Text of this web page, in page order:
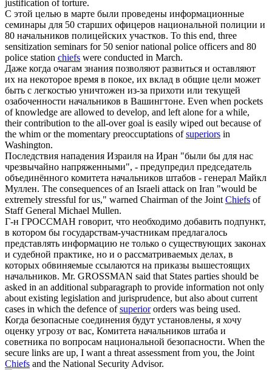
justification of torture.
С этой целью в марте были проведены информационные
семинары для 50 старших офицеров национальной полиции и
80 начальников полицейских участков. To this end, three
sensitization seminars for 50 senior national police officers and 80
police station chiefs were conducted in March.
Даже когда очагам знания позволяют развиться и оставляют
их на некоторое время в покое, их вклад в общие цели может
быть с легкостью уничтожен из-за прихоти или текущей
озабоченности начальников в Вашингтоне. Even when pockets
of knowledge are allowed to develop, and left alone for a while,
their contribution to the all-over goal is easily wiped out because of
the whim or the momentary preoccuptations ofsuperiors in
Washington.
Последствия нападения Израиля на Иран "были бы для нас
чрезвычайно напряженными", - предупредил председатель
объединённого комитета начальников штабов - генерал Майкл
Муллен. The consequences of an Israeli attack on Iran "would be
extremely stressful for us," warned Chairman of the JointChiefs of
Staff General Michael Mullen.
Г-н ГРОССМАН говорит, что необходимо добавить подпункт,
в котором бы государствам-участникам предлагалось
представлять информацию не только о существующих законах
и судебной практике, но и о рассматриваемых делах, в
которых обвиняемые ссылаются на приказы вышестоящих
начальников. Mr. GROSSMAN said that States parties should be
asked in an additional subparagraph to provide information not only
about existing legislation and jurisprudence, but also about current
cases in which the defence ofsuperiororders was being used.
Когда безопасные соединения будут установлены, я хочу
оценку угрозу от вас, Комитета начальников штаба и
советника по вопросам национальной безопасности. When the
secure links are up, I want a threat assessment from you, the Joint
Chiefs and the National Security Advisor.